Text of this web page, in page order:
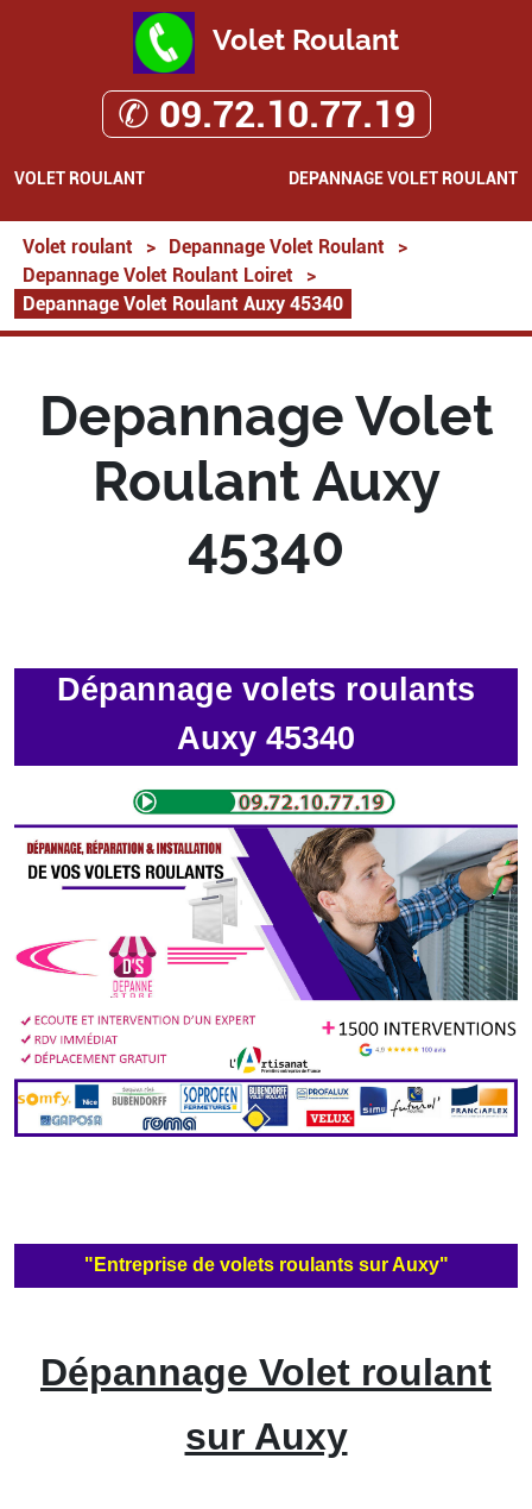
Volet Roulant
✆ 09.72.10.77.19
VOLET ROULANT DEPANNAGE VOLET ROULANT
Volet roulant > Depannage Volet Roulant
>
Depannage Volet Roulant Loiret
>
Depannage Volet Roulant Auxy 45340
Depannage Volet
Roulant Auxy
45340
Dépannage volets roulants
Auxy 45340
"Entreprise de volets roulants sur Auxy"
Dépannage Volet roulant
sur Auxy